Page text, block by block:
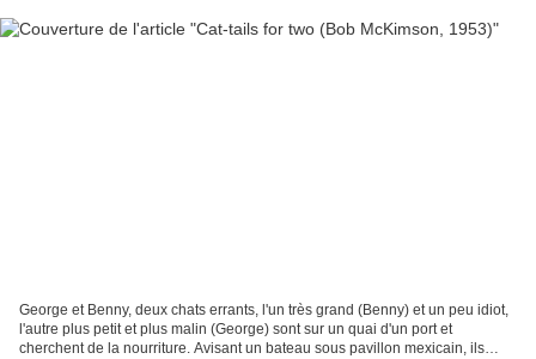
George et Benny, deux chats errants, l'un très grand (Benny) et un peu idiot,
l'autre plus petit et plus malin (George) sont sur un quai d'un port et
cherchent de la nourriture. Avisant un bateau sous pavillon mexicain, ils